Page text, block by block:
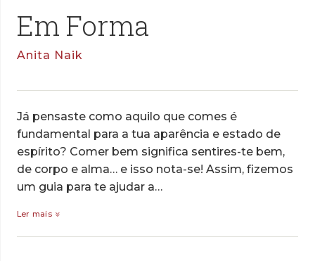
Em Forma
Anita Naik
Já pensaste como aquilo que comes é
fundamental para a tua aparência e estado de
espírito? Comer bem significa sentires-te bem,
de corpo e alma… e isso nota-se! Assim, fizemos
um guia para te ajudar a…
Ler mais